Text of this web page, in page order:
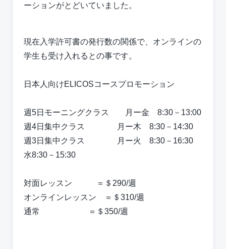
ーションがとどいていました。
現在入学許可書の発行数の関係で、オンラインの
学生も受け入れるとの事です。
日本人向けELICOSコースプロモーション
週5日モーニングクラス 月ー金 8:30－13:00
週4日集中クラス 月ー木 8:30－14:30
週3日集中クラス 月ー火 8:30－16:30
水8:30－15:30
対面レッスン ＝＄290/週
オンラインレッスン ＝＄310/週
通常 ＝＄350/週